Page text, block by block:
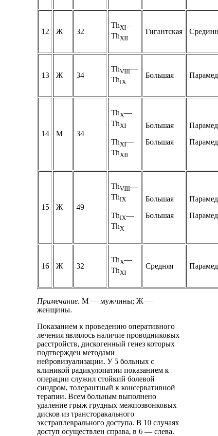
12 Ж 32
ThXI—
ThXII
Гигантская
13 Ж 34
ThVIII—
ThIX
Большая
14 М 34
ThХ—
ThXI
ThXI—
ThXII
Большая
Большая
15 Ж 49
ThVIII—
ThIX
ThIX—
ThХ
Большая
Большая
16 Ж 32
ThХ—
ThXI
Средняя
Примечание. М — мужчины; Ж —
женщины.
Показанием к проведению оперативного
лечения являлось наличие проводниковых
расстройств, дискогенный генез которых
подтвержден методами
нейровизуализации. У 5 больных с
клиникой радикулопатии показанием к
операции служил стойкий болевой
синдром, толерантный к консервативной
терапии. Всем больным выполнено
удаление грыж грудных межпозвонковых
дисков из трансторакального
экстраплеврального доступа. В 10 случаях
доступ осуществлен справа, в 6 — слева.